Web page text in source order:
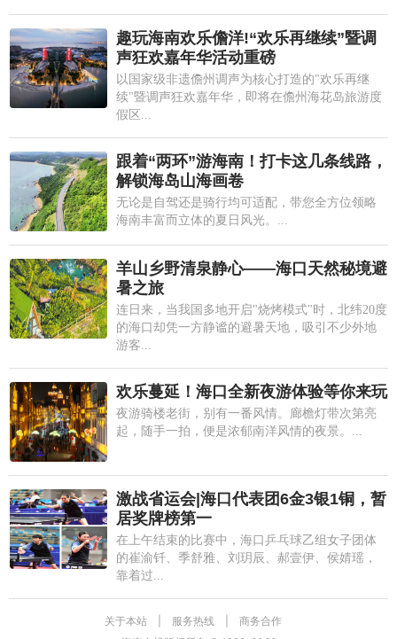
趣玩海南欢乐儋洋!“欢乐再继续”暨调
声狂欢嘉年华活动重磅
以国家级非遗儋州调声为核心打造的"欢乐再继
续"暨调声狂欢嘉年华，即将在儋州海花岛旅游度
假区...
跟着“两环”游海南！打卡这几条线路，
解锁海岛山海画卷
无论是自驾还是骑行均可适配，带您全方位领略
海南丰富而立体的夏日风光。...
羊山乡野清泉静心——海口天然秘境避
暑之旅
连日来，当我国多地开启"烧烤模式"时，北纬20度
的海口却凭一方静谧的避暑天地，吸引不少外地
游客...
欢乐蔓延！海口全新夜游体验等你来玩
夜游骑楼老街，别有一番风情。廊檐灯带次第亮
起，随手一拍，便是浓郁南洋风情的夜景。...
激战省运会|海口代表团6金3银1铜，暂
居奖牌榜第一
在上午结束的比赛中，海口乒乓球乙组女子团体
的崔渝钎、季舒雅、刘玥辰、郝壹伊、侯婧瑶，
靠着过...
关于本站 服务热线
商务合作